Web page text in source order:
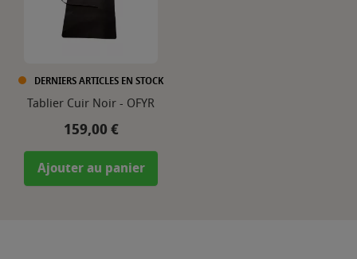
DERNIERS ARTICLES EN STOCK
Tablier Cuir Noir - OFYR
Prix
159,00 €
Ajouter au panier